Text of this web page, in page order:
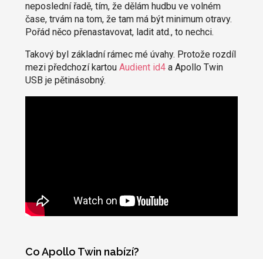
neposlední řadě, tím, že dělám hudbu ve volném
čase, trvám na tom, že tam má být minimum otravy.
Pořád něco přenastavovat, ladit atd., to nechci.
Takový byl základní rámec mé úvahy. Protože rozdíl
mezi předchozí kartou Audient id4a Apollo Twin
USB je pětinásobný.
Co Apollo Twin nabízí?